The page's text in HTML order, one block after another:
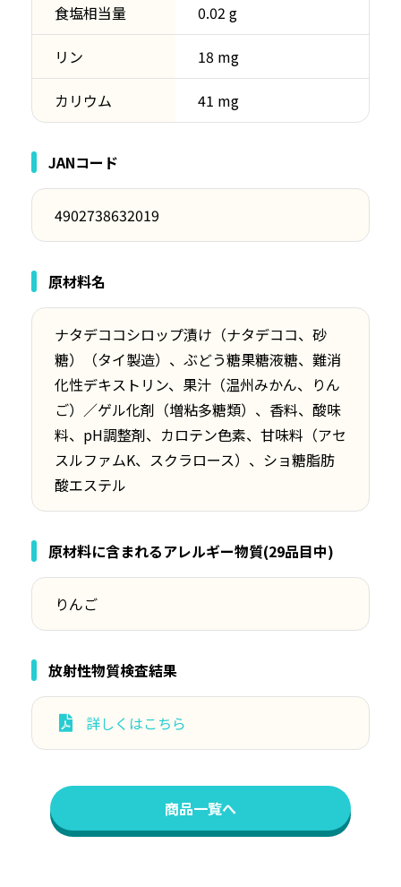
食塩相当量 0.02 g
リン 18 mg
カリウム 41 mg
JANコード
4902738632019
原材料名
ナタデココシロップ漬け（ナタデココ、砂
糖）（タイ製造）、ぶどう糖果糖液糖、難消
化性デキストリン、果汁（温州みかん、りん
ご）／ゲル化剤（増粘多糖類）、香料、酸味
料、pH調整剤、カロテン色素、甘味料（アセ
スルファムK、スクラロース）、ショ糖脂肪
酸エステル
原材料に含まれるアレルギー物質(29品目中)
りんご
放射性物質検査結果
詳しくはこちら
商品一覧へ